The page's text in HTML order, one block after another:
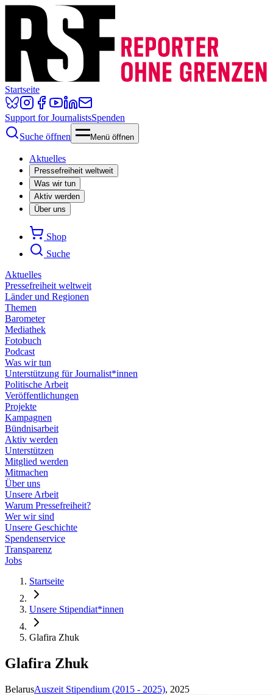
Startseite
Support for JournalistsSpenden
Suche öffnen
Menü öffnen
Aktuelles
Pressefreiheit weltweit
Was wir tun
Aktiv werden
Über uns
Shop
Suche
Aktuelles
Pressefreiheit weltweit
Länder und Regionen
Themen
Barometer
Mediathek
Fotobuch
Podcast
Was wir tun
Unterstützung für Journalist*innen
Politische Arbeit
Veröffentlichungen
Projekte
Kampagnen
Bündnisarbeit
Aktiv werden
Unterstützen
Mitglied werden
Mitmachen
Über uns
Unsere Arbeit
Warum Pressefreiheit?
Wer wir sind
Unsere Geschichte
Spendenservice
Transparenz
Jobs
Startseite
Unsere Stipendiat*innen
Glafira Zhuk
Glafira Zhuk
BelarusAuszeit Stipendium (2015 - 2025), 2025